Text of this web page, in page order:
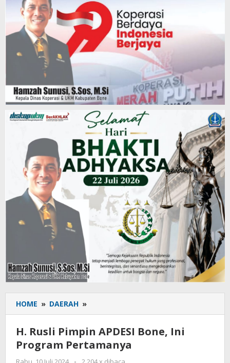
HOME » DAERAH »
Rusli
APDESI
Bone,
Ini
H. Rusli Pimpin APDESI Bone, Ini
Program Pertamanya